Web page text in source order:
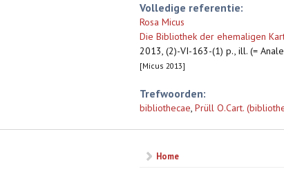
Volledige referentie:
Rosa Micus
Die Bibliothek der ehemaligen
2013, (2)-VI-163-(1) p., ill. (=
[Micus 2013]
Trefwoorden:
bibliothecae, Prüll O.Cart.
Home